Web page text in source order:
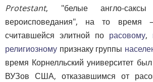
Protestant, "белые англо-саксы
вероисповедания", на то время
считавшейся элитной по расовому,
религиозному признаку группы
время Корнелльский университет
ВУЗов США, отказавшимся от